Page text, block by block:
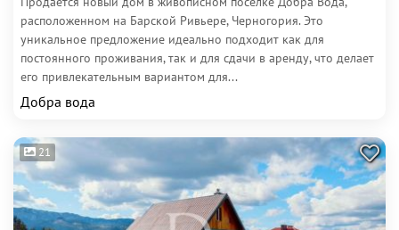
расположенном на Барской Ривьере, Черногория. Это
уникальное предложение идеально подходит как для
постоянного проживания, так и для сдачи в аренду, что делает
его привлекательным вариантом для...
Добра вода
21